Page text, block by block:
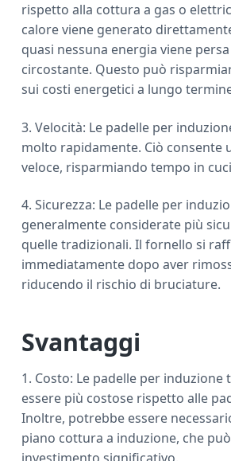
rispetto alla cottura a gas o
calore viene generato
quasi nessuna energia viene persa
circostante. Questo può
sui costi energetici a lungo
3. Velocità: Le padelle per
molto rapidamente. Ciò consente
veloce, risparmiando tempo in
4. Sicurezza: Le padelle per
generalmente considerate più
quelle tradizionali. Il fornello si
immediatamente dopo aver
riducendo il rischio di bruciature.
Svantaggi
1. Costo: Le padelle per induzione
essere più costose rispetto alle
Inoltre, potrebbe essere
piano cottura a induzione, che